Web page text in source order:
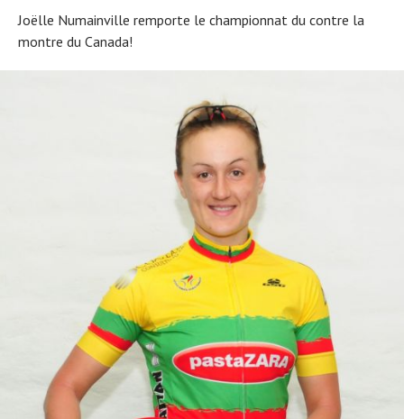
Joëlle Numainville remporte le championnat du contre la
montre du Canada!